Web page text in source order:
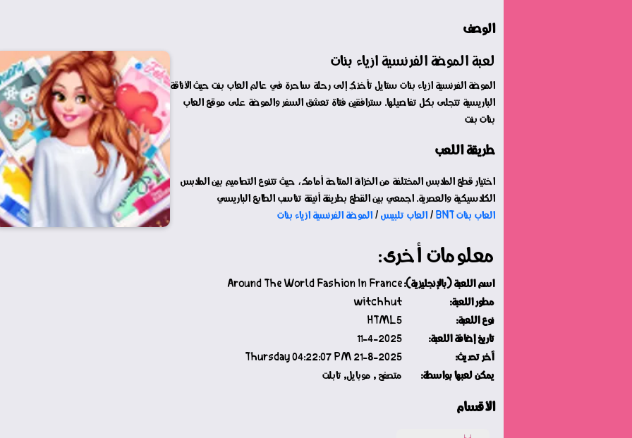
الوصف
لعبة الموضة الفرنسية ازياء بنات
الموضة الفرنسية ازياء بنات ستايل تأخذكِ إلى رحلة ساحرة في عالم العاب بنت حيث الأناقة
الباريسية تتجلى بكل تفاصيلها. سترافقين فتاة تعشق السفر والموضة على موقع العاب
بنات بنت
طريقة اللعب
اختيار قطع الملابس المختلفة من الخزانة المتاحة أمامك، حيث تتنوع التصاميم بين الملابس
الكلاسيكية والعصرية. اجمعي بين القطع بطريقة أنيقة تناسب الطابع الباريسي
العاب بنات BNT
/العاب تلبيس/الموضة الفرنسية ازياء بنات
معلومات أخرى:
اسم اللعبة (بالإنجليزية):Around The World Fashion In France
مطور اللعبة:
witchhut
نوع اللعبة:
HTML5
تاريخ إضافة اللعبة:
11-4-2025
آخر تحديث:
21-8-2025 Thursday 04:22:07 PM
يمكن لعبها بواسطة:
متصفح , موبايل, تابلت
الأقسام